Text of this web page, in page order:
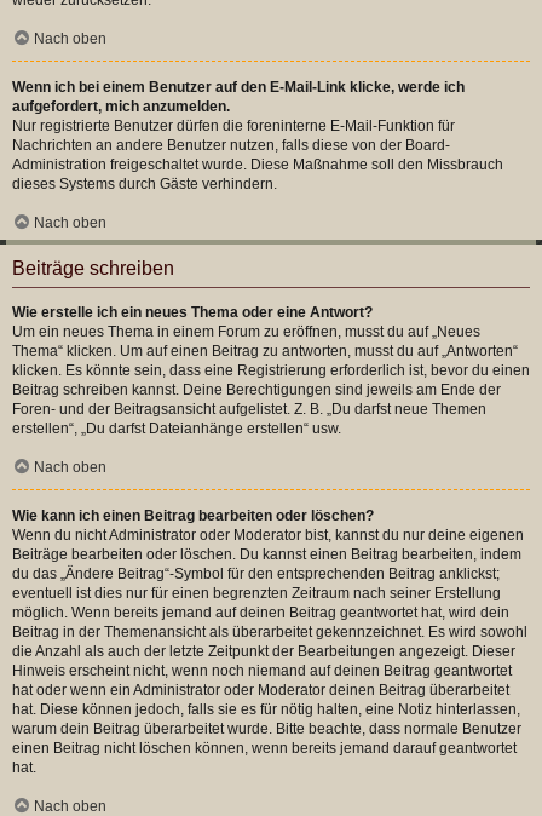
Nach oben
Wenn ich bei einem Benutzer auf den E-Mail-Link klicke, werde ich
aufgefordert, mich anzumelden.
Nur registrierte Benutzer dürfen die foreninterne E-Mail-Funktion für
Nachrichten an andere Benutzer nutzen, falls diese von der Board-
Administration freigeschaltet wurde. Diese Maßnahme soll den Missbrauch
dieses Systems durch Gäste verhindern.
Nach oben
Beiträge schreiben
Wie erstelle ich ein neues Thema oder eine Antwort?
Um ein neues Thema in einem Forum zu eröffnen, musst du auf „Neues
Thema“ klicken. Um auf einen Beitrag zu antworten, musst du auf „Antworten“
klicken. Es könnte sein, dass eine Registrierung erforderlich ist, bevor du einen
Beitrag schreiben kannst. Deine Berechtigungen sind jeweils am Ende der
Foren- und der Beitragsansicht aufgelistet. Z. B. „Du darfst neue Themen
erstellen“, „Du darfst Dateianhänge erstellen“ usw.
Nach oben
Wie kann ich einen Beitrag bearbeiten oder löschen?
Wenn du nicht Administrator oder Moderator bist, kannst du nur deine eigenen
Beiträge bearbeiten oder löschen. Du kannst einen Beitrag bearbeiten, indem
du das „Ändere Beitrag“-Symbol für den entsprechenden Beitrag anklickst;
eventuell ist dies nur für einen begrenzten Zeitraum nach seiner Erstellung
möglich. Wenn bereits jemand auf deinen Beitrag geantwortet hat, wird dein
Beitrag in der Themenansicht als überarbeitet gekennzeichnet. Es wird sowohl
die Anzahl als auch der letzte Zeitpunkt der Bearbeitungen angezeigt. Dieser
Hinweis erscheint nicht, wenn noch niemand auf deinen Beitrag geantwortet
hat oder wenn ein Administrator oder Moderator deinen Beitrag überarbeitet
hat. Diese können jedoch, falls sie es für nötig halten, eine Notiz hinterlassen,
warum dein Beitrag überarbeitet wurde. Bitte beachte, dass normale Benutzer
einen Beitrag nicht löschen können, wenn bereits jemand darauf geantwortet
hat.
Nach oben